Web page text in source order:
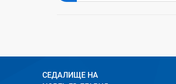
СЕДАЛИЩЕ НА